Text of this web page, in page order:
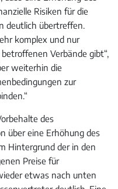
Risiken für die
deutlich übertreffen.
komplex und nur
Verbände gibt“,
weiterhin die
zur
des
über eine Erhöhung des
Hintergrund der in den
Preise für
etwas nach unten